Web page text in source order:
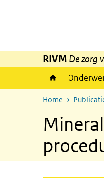
RIVM De zorg
Home